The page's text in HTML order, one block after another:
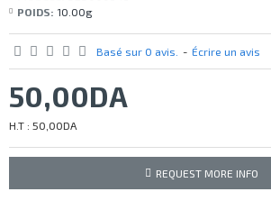
POIDS: 10.00g
Basé sur 0 avis. - Écrire un avis
50,00DA
H.T : 50,00DA
REQUEST MORE INFO